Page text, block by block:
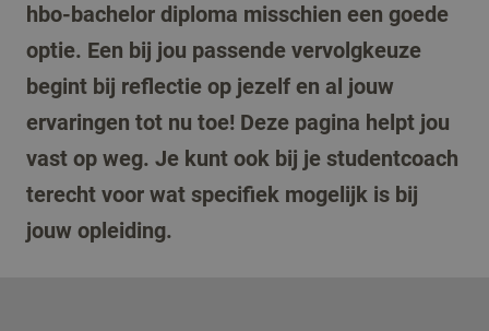
hbo-bachelor diploma misschien een goede
optie. Een bij jou passende vervolgkeuze
begint bij reflectie op jezelf en al jouw
ervaringen tot nu toe! Deze pagina helpt jou
vast op weg. Je kunt ook bij je studentcoach
terecht voor wat specifiek mogelijk is bij
jouw opleiding.